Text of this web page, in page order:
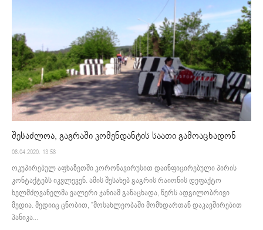
შესაძლოა, გაგრაში კომენდანტის საათი გამოაცხადონ
08.04.2020. 13:58
ოკუპირებულ აფხაზეთში კორონავირუსით დაინფიცირებული პირის
კონტაქტებს იკვლევენ. ამის შესახებ გაგრის რაიონის დეფაქტო
ხელმძღვანელმა ვალერი ჯანიამ განაცხადა, წერს ადგილობრივი
მედია. მედიიც ცნობით, "მოსახლეობაში მომხდართან დაკავშირებით
პანიკა...